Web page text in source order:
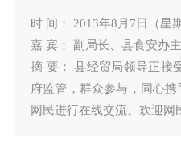
时 间： 2013年8月7日（星
嘉 宾： 副局长、县食安办
摘 要： 县经贸局领导正接
府监管，群众参与，同心
网民进行在线交流。欢迎网